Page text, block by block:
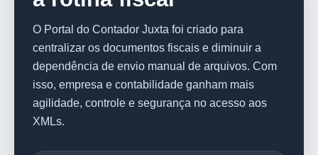
O Portal do Contador Juxta foi criado para
centralizar os documentos fiscais e diminuir a
dependência de envio manual de arquivos. Com
isso, empresa e contabilidade ganham mais
agilidade, controle e segurança no acesso aos
XMLs.